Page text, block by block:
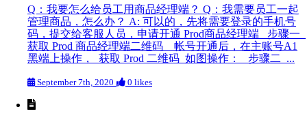
Q：我要怎么给员工用商品经理端？ Q：我需要员工一起
管理商品，怎么办？ A: 可以的，先将需要登录的手机号
码，提交给客服人员，申请开通 Prod商品经理端 步骤一
获取 Prod 商品经理端二维码 帐号开通后，在主账号A1
黑端上操作， 获取 Prod 二维码 如图操作： 步骤二 ...
September 7th, 2020 0 likes